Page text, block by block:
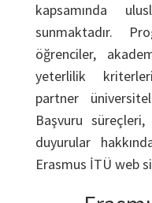
kapsamında
sunmaktadır.
öğrenciler,
yeterlilik
partner
Başvuru
duyurular
Erasmus İTÜ web